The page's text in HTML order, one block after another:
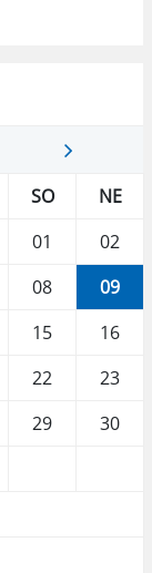
SO
NE
01
02
08
09
15
16
22
23
29
30